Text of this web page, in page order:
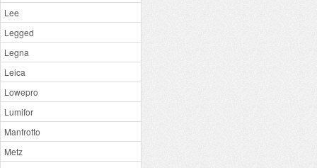
Lee
Legged
Legna
Leica
Lowepro
Lumifor
Manfrotto
Metz